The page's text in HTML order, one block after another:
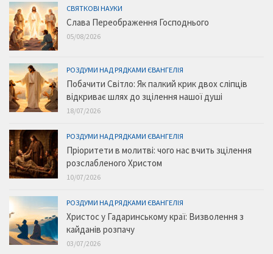
СВЯТКОВІ НАУКИ
Слава Переображення Господнього
05/08/2026
РОЗДУМИ НАД РЯДКАМИ ЄВАНГЕЛІЯ
Побачити Світло: Як палкий крик двох сліпців
відкриває шлях до зцілення нашої душі
18/07/2026
РОЗДУМИ НАД РЯДКАМИ ЄВАНГЕЛІЯ
Пріоритети в молитві: чого нас вчить зцілення
розслабленого Христом
10/07/2026
РОЗДУМИ НАД РЯДКАМИ ЄВАНГЕЛІЯ
Христос у Гадаринському краї: Визволення з
кайданів розпачу
03/07/2026